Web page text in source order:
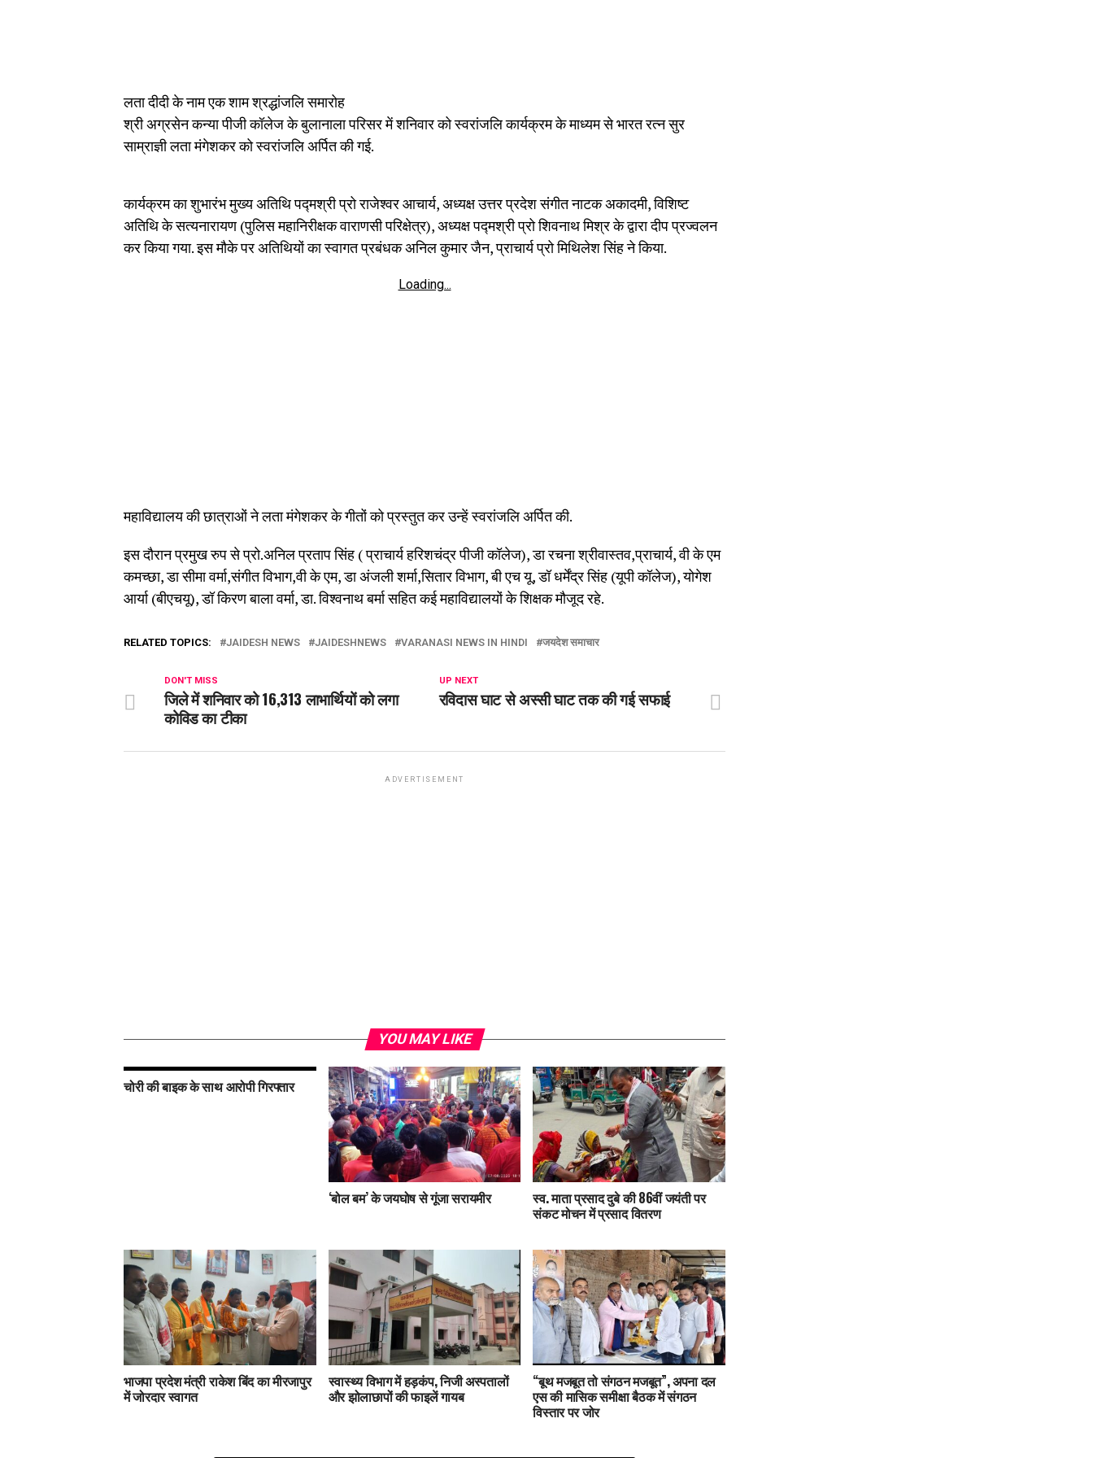
लता दीदी के नाम एक शाम श्रद्धांजलि समारोह
श्री अग्रसेन कन्या पीजी कॉलेज के बुलानाला परिसर में शनिवार को स्वरांजलि कार्यक्रम के माध्यम से भारत रत्न सुर
साम्राज्ञी लता मंगेशकर को स्वरांजलि अर्पित की गई.
कार्यक्रम का शुभारंभ मुख्य अतिथि पद्मश्री प्रो राजेश्वर आचार्य, अध्यक्ष उत्तर प्रदेश संगीत नाटक अकादमी, विशिष्ट
अतिथि के सत्यनारायण (पुलिस महानिरीक्षक वाराणसी परिक्षेत्र), अध्यक्ष पद्मश्री प्रो शिवनाथ मिश्र के द्वारा दीप प्रज्वलन
कर किया गया. इस मौके पर अतिथियों का स्वागत प्रबंधक अनिल कुमार जैन, प्राचार्य प्रो मिथिलेश सिंह ने किया.
Loading...
महाविद्यालय की छात्राओं ने लता मंगेशकर के गीतों को प्रस्तुत कर उन्हें स्वरांजलि अर्पित की.
इस दौरान प्रमुख रुप से प्रो.अनिल प्रताप सिंह ( प्राचार्य हरिशचंद्र पीजी कॉलेज), डा रचना श्रीवास्तव,प्राचार्य, वी के एम
कमच्छा, डा सीमा वर्मा,संगीत विभाग,वी के एम, डा अंजली शर्मा,सितार विभाग, बी एच यू, डॉ धर्मेंद्र सिंह (यूपी कॉलेज), योगेश
आर्या (बीएचयू), डॉ किरण बाला वर्मा, डा. विश्वनाथ बर्मा सहित कई महाविद्यालयों के शिक्षक मौजूद रहे.
RELATED TOPICS: JAIDESH NEWS JAIDESHNEWS VARANASI NEWS IN HINDI जयदेश समाचार
UP NEXT
रविदास घाट से अस्सी घाट तक की गई सफाई
DON'T MISS
जिले में शनिवार को 16,313 लाभार्थियों को लगा
कोविड का टीका
ADVERTISEMENT
YOU MAY LIKE
चोरी की बाइक के साथ आरोपी गिरफ्तार
‘बोल बम’ के जयघोष से गूंजा सरायमीर स्व. माता प्रसाद दुबे की 86वीं जयंती पर
संकट मोचन में प्रसाद वितरण
भाजपा प्रदेश मंत्री राकेश बिंद का मीरजापुर
में जोरदार स्वागत
स्वास्थ्य विभाग में हड़कंप, निजी अस्पतालों
और झोलाछापों की फाइलें गायब
“बूथ मजबूत तो संगठन मजबूत”, अपना दल
एस की मासिक समीक्षा बैठक में संगठन
विस्तार पर जोर